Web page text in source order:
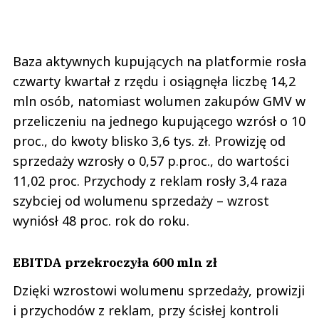
Baza aktywnych kupujących na platformie rosła
czwarty kwartał z rzędu i osiągnęła liczbę 14,2
mln osób, natomiast wolumen zakupów GMV w
przeliczeniu na jednego kupującego wzrósł o 10
proc., do kwoty blisko 3,6 tys. zł. Prowizję od
sprzedaży wzrosły o 0,57 p.proc., do wartości
11,02 proc. Przychody z reklam rosły 3,4 raza
szybciej od wolumenu sprzedaży – wzrost
wyniósł 48 proc. rok do roku.
EBITDA przekroczyła 600 mln zł
Dzięki wzrostowi wolumenu sprzedaży, prowizji
i przychodów z reklam, przy ścisłej kontroli